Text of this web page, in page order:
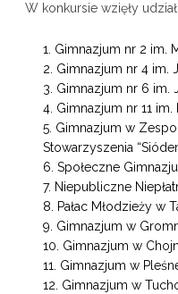
W konkursie wzięły
Gimnazjum nr 2 im.
Gimnazjum nr 4 im.
Gimnazjum nr 6 im.
Gimnazjum nr 11 im.
Gimnazjum w
Stowarzyszenia
Społeczne
Niepubliczne
Pałac Młodzieży w
Gimnazjum w
Gimnazjum w
Gimnazjum w
Gimnazjum w